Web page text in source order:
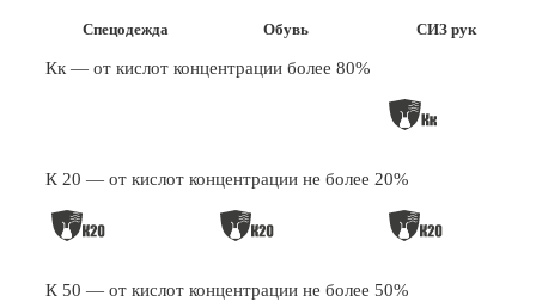
Спецодежда Обувь СИЗ рук
Кк — от кислот концентрации более 80%
К 20 — от кислот концентрации не более 20%
К 50 — от кислот концентрации не более 50%